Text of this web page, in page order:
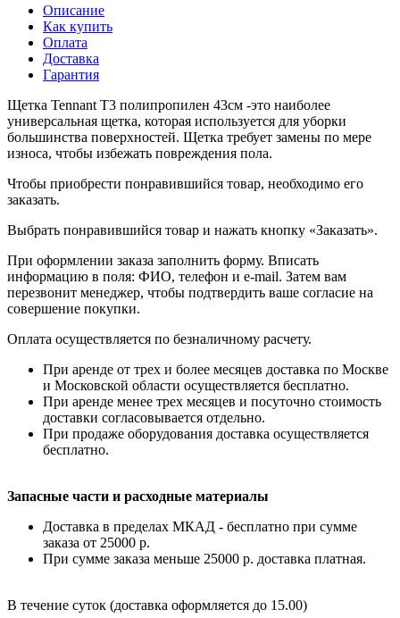
Описание
Как купить
Оплата
Доставка
Гарантия
Щетка Tennant Т3 полипропилен 43см -это наиболее
универсальная щетка, которая используется для уборки
большинства поверхностей. Щетка требует замены по мере
износа, чтобы избежать повреждения пола.
Чтобы приобрести понравившийся товар, необходимо его
заказать.
Выбрать понравившийся товар и нажать кнопку «Заказать».
При оформлении заказа заполнить форму. Вписать
информацию в поля: ФИО, телефон и e-mail. Затем вам
перезвонит менеджер, чтобы подтвердить ваше согласие на
совершение покупки.
Оплата осуществляется по безналичному расчету.
При аренде от трех и более месяцев доставка по Москве
и Московской области осуществляется бесплатно.
При аренде менее трех месяцев и посуточно стоимость
доставки согласовывается отдельно.
При продаже оборудования доставка осуществляется
бесплатно.
Запасные части и расходные материалы
Доставка в пределах МКАД - бесплатно при сумме
заказа от 25000 р.
При сумме заказа меньше 25000 р. доставка платная.
В течение суток (доставка оформляется до 15.00)